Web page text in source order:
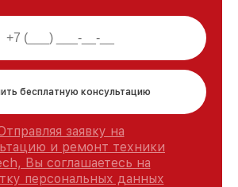
бесплатную консультацию
заявку на
и ремонт техники
Вы соглашаетесь на
персональных данных